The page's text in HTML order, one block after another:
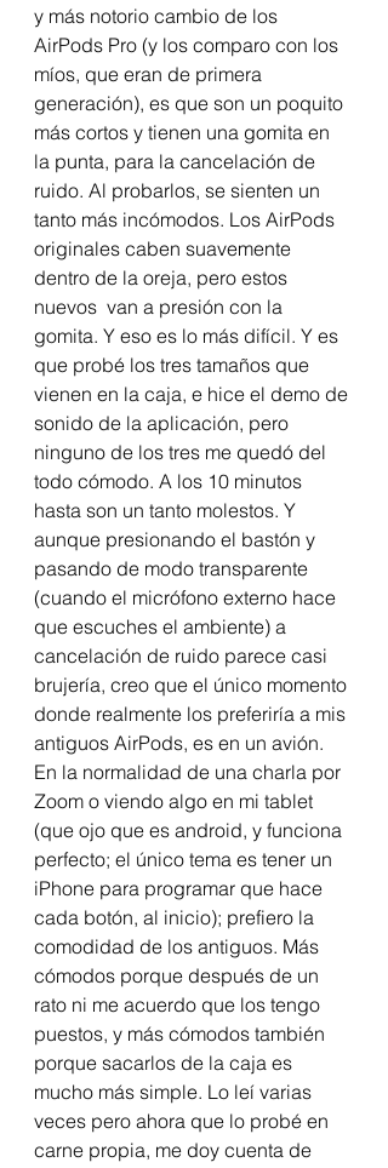
y más notorio cambio de los
AirPods Pro (y los comparo con los
míos, que eran de primera
generación), es que son un poquito
más cortos y tienen una gomita en
la punta, para la cancelación de
ruido. Al probarlos, se sienten un
tanto más incómodos. Los AirPods
originales caben suavemente
dentro de la oreja, pero estos
nuevos  van a presión con la
gomita. Y eso es lo más difícil. Y es
que probé los tres tamaños que
vienen en la caja, e hice el demo de
sonido de la aplicación, pero
ninguno de los tres me quedó del
todo cómodo. A los 10 minutos
hasta son un tanto molestos. Y
aunque presionando el bastón y
pasando de modo transparente
(cuando el micrófono externo hace
que escuches el ambiente) a
cancelación de ruido parece casi
brujería, creo que el único momento
donde realmente los preferiría a mis
antiguos AirPods, es en un avión.
En la normalidad de una charla por
Zoom o viendo algo en mi tablet
(que ojo que es android, y funciona
perfecto; el único tema es tener un
iPhone para programar que hace
cada botón, al inicio); prefiero la
comodidad de los antiguos. Más
cómodos porque después de un
rato ni me acuerdo que los tengo
puestos, y más cómodos también
porque sacarlos de la caja es
mucho más simple. Lo leí varias
veces pero ahora que lo probé en
carne propia, me doy cuenta de